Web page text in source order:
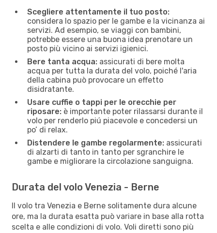
Scegliere attentamente il tuo posto:
considera lo spazio per le gambe e la vicinanza ai
servizi. Ad esempio, se viaggi con bambini,
potrebbe essere una buona idea prenotare un
posto più vicino ai servizi igienici.
Bere tanta acqua: assicurati di bere molta
acqua per tutta la durata del volo, poiché l'aria
della cabina può provocare un effetto
disidratante.
Usare cuffie o tappi per le orecchie per
riposare: è importante poter rilassarsi durante il
volo per renderlo piú piacevole e concedersi un
po’ di relax.
Distendere le gambe regolarmente: assicurati
di alzarti di tanto in tanto per sgranchire le
gambe e migliorare la circolazione sanguigna.
Durata del volo Venezia - Berne
Il volo tra Venezia e Berne solitamente dura alcune
ore, ma la durata esatta può variare in base alla rotta
scelta e alle condizioni di volo. Voli diretti sono più